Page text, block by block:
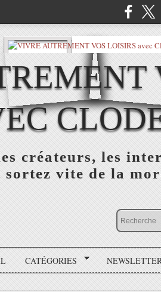
créateurs, les
sortez vite de la
CATÉGORIES NEWSLETTER